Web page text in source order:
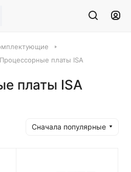
Процессорные платы ISA
платы ISA
Сначала популярные